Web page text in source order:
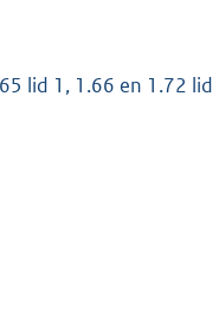
lid 1, 1.66 en 1.72 lid